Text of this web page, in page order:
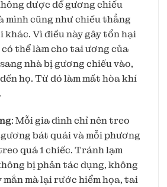
được để gương chiếu
mình cũng như chiếu thẳng
khác. Vì điều này gây tổn hại
thể làm cho tai ương của
nhà bị gương chiếu vào,
họ. Từ đó làm mất hòa khí
: Mỗi gia đình chỉ nên treo
bát quái và mỗi phương
quá 1 chiếc. Tránh lạm
bị phản tác dụng, không
mắn mà lại rước hiểm họa, tai